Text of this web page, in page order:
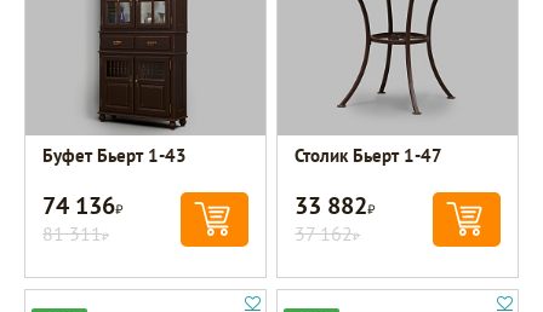
Буфет Бьерт 1-43
74 136Р
81 311Р
Столик Бьерт 1-47
33 882Р
37 162Р